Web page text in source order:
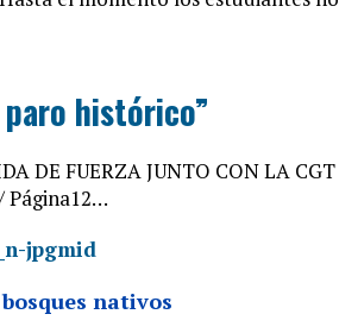
histórico”
DE FUERZA JUNTO CON LA CGT
Página12…
nativos